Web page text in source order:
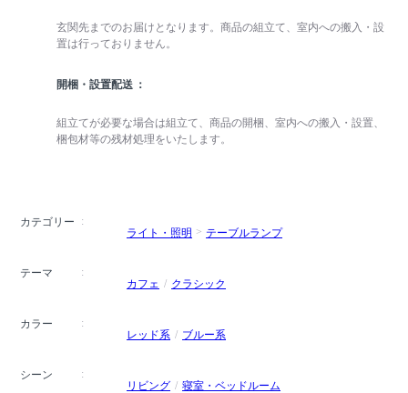
玄関先までのお届けとなります。商品の組立て、室内への搬入・設
置は行っておりません。
開梱・設置配送
組立てが必要な場合は組立て、商品の開梱、室内への搬入・設置、
梱包材等の残材処理をいたします。
カテゴリー
ライト・照明
テーブルランプ
テーマ
カフェ
クラシック
カラー
レッド系
ブルー系
シーン
リビング
寝室・ベッドルーム